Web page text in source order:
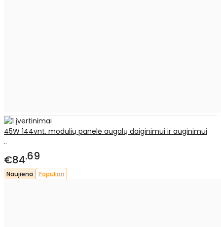
45W 144vnt. modulių panelė augalų daiginimui ir auginimui
..
€84 69
Naujiena Populiari